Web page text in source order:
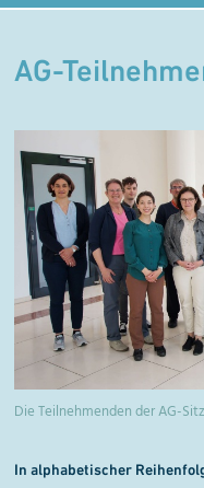
AG-
Die Teilnehmenden der AG-
In alphabetischer